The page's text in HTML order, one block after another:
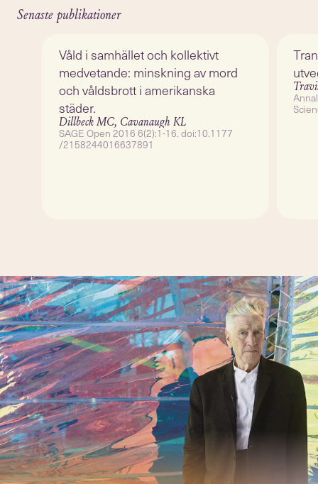
Senaste publikationer
Våld i samhället och kollektivt
medvetande: minskning av mord
och våldsbrott i amerikanska
städer.
Dillbeck MC, Cavanaugh KL
SAGE Open 2016 6(2):1-16. doi:10.1177
/2158244016637891